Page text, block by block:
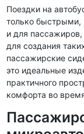
Поездки на
только быстрыми,
и для пассажиров,
для создания
пассажирские
это идеальные
практичного
комфорта во